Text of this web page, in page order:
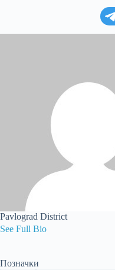
Pavlograd District
See Full Bio
Позначки